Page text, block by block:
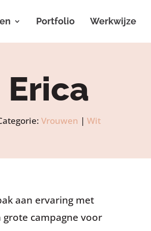
Portfolio Werkwijze
Erica
Vrouwen | Wit
aan ervaring met
campagne voor